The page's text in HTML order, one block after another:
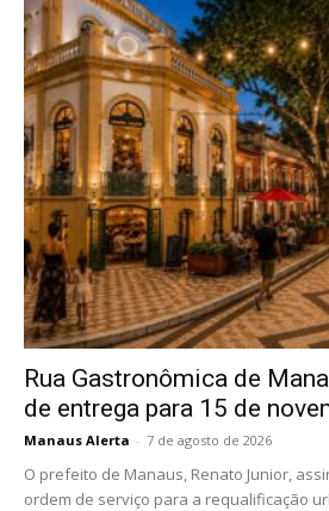
Rua Gastronômica de
de entrega para 15 de
Manaus Alerta - 7 de agosto de 2026
O prefeito de Manaus, Renato Junior,
ordem de serviço para a requalificação